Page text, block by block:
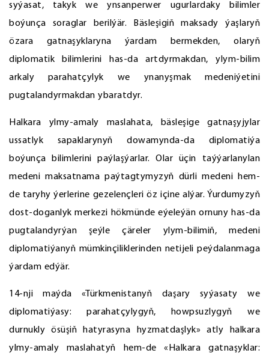
syýasat, takyk we ynsanperwer ugurlardaky bilimler
boýunça soraglar berilýär. Bäsleşigiň maksady ýaşlaryň
özara gatnaşyklaryna ýardam bermekden, olaryň
diplomatik bilimlerini has-da artdyrmakdan, ylym-bilim
arkaly parahatçylyk we ynanyşmak medeniýetini
pugtalandyrmakdan ybaratdyr.
Halkara ylmy-amaly maslahata, bäsleşige gatnaşyjylar
ussatlyk sapaklarynyň dowamynda-da diplomatiýa
boýunça bilimlerini paýlaşýarlar. Olar üçin taýýarlanylan
medeni maksatnama paýtagtymyzyň dürli medeni hem-
de taryhy ýerlerine gezelençleri öz içine alýar. Ýurdumyzyň
dost-doganlyk merkezi hökmünde eýeleýän ornuny has-da
pugtalandyrýan şeýle çäreler ylym-bilimiň, medeni
diplomatiýanyň mümkinçiliklerinden netijeli peýdalanmaga
ýardam edýär.
14-nji maýda «Türkmenistanyň daşary syýasaty we
diplomatiýasy: parahatçylygyň, howpsuzlygyň we
durnukly ösüşiň hatyrasyna hyzmatdaşlyk» atly halkara
ylmy-amaly maslahatyň hem-de «Halkara gatnaşyklar: